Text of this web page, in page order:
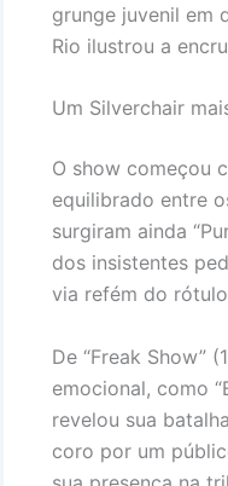
grunge juvenil em
Rio ilustrou a
Um Silverchair
O show começou
equilibrado entre
surgiram ainda
dos insistentes
via refém do
De “Freak Show”
emocional, como
revelou sua
coro por um